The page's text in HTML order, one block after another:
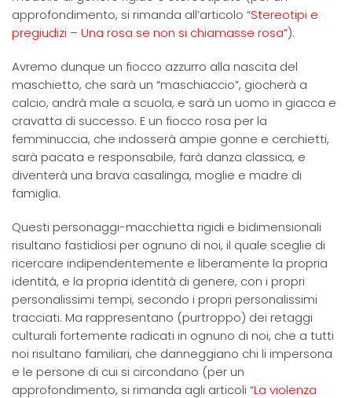
approfondimento, si rimanda all’articolo “Stereotipi e
pregiudizi – Una rosa se non si chiamasse rosa”).
Avremo dunque un fiocco azzurro alla nascita del
maschietto, che sarà un “maschiaccio”, giocherà a
calcio, andrà male a scuola, e sarà un uomo in giacca e
cravatta di successo. E un fiocco rosa per la
femminuccia, che indosserà ampie gonne e cerchietti,
sarà pacata e responsabile, farà danza classica, e
diventerà una brava casalinga, moglie e madre di
famiglia.
Questi personaggi-macchietta rigidi e bidimensionali
risultano fastidiosi per ognuno di noi, il quale sceglie di
ricercare indipendentemente e liberamente la propria
identità, e la propria identità di genere, con i propri
personalissimi tempi, secondo i propri personalissimi
tracciati. Ma rappresentano (purtroppo) dei retaggi
culturali fortemente radicati in ognuno di noi, che a tutti
noi risultano familiari, che danneggiano chi li impersona
e le persone di cui si circondano (per un
approfondimento, si rimanda agli articoli “La violenza